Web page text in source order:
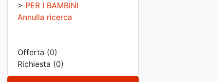
> PER I BAMBINI
Annulla ricerca
Offerta (0)
Richiesta (0)